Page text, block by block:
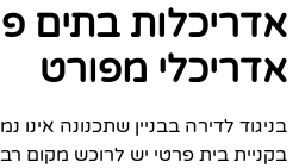
אדריכלות בתים
אדריכלי מפורט
בניגוד לדירה בבניין שתכנונה
בקניית בית פרטי יש לרוכש מקום